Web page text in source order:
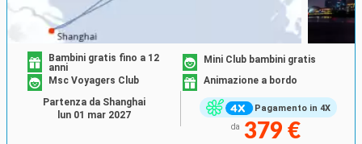
Pagamento in 4X
Bambini gratis fino a 12
anni
Mini Club bambini gratis
Msc Voyagers Club
Animazione a bordo
da 379 €
Partenza da Shanghai
lun 01 mar 2027